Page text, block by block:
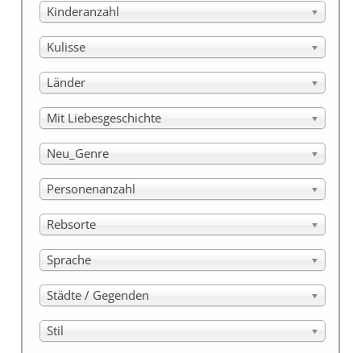
Kinderanzahl
Kulisse
Länder
Mit Liebesgeschichte
Neu_Genre
Personenanzahl
Rebsorte
Sprache
Städte / Gegenden
Stil